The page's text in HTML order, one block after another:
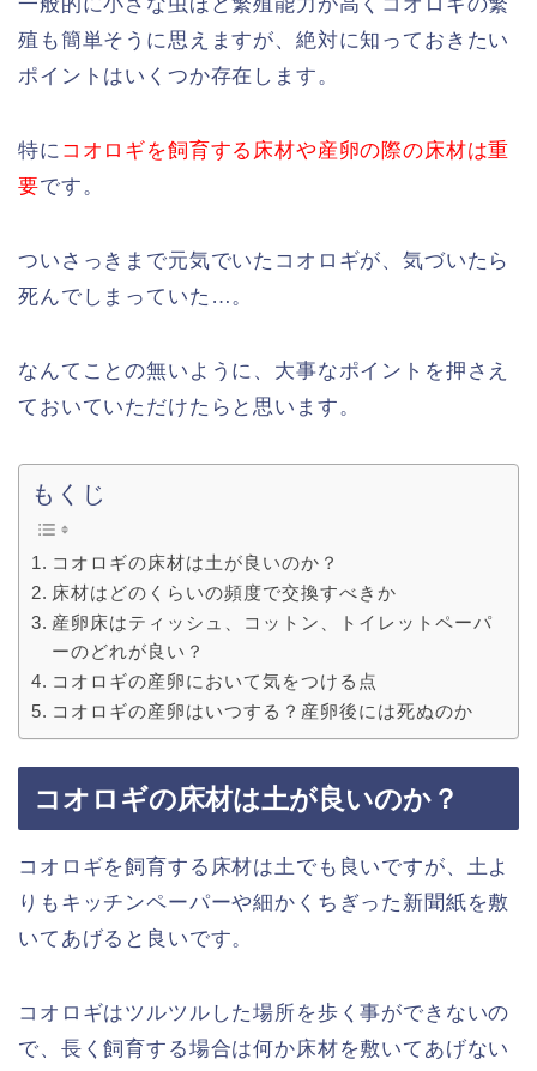
殖も簡単そうに思えますが、絶対に知っておきたい
ポイントはいくつか存在します。
特に コオロギを飼育する床材や産卵の際の床材は重
要です。
ついさっきまで元気でいたコオロギが、気づいたら
死んでしまっていた…。
なんてことの無いように、大事なポイントを押さえ
ておいていただけたらと思います。
もくじ
コオロギの床材は土が良いのか？
床材はどのくらいの頻度で交換すべきか
産卵床はティッシュ、コットン、トイレットペーパ
ーのどれが良い？
コオロギの産卵において気をつける点
コオロギの産卵はいつする？産卵後には死ぬのか
コオロギの床材は土が良いのか？
コオロギを飼育する床材は土でも良いですが、土よ
りもキッチンペーパーや細かくちぎった新聞紙を敷
いてあげると良いです。
コオロギはツルツルした場所を歩く事ができないの
で、長く飼育する場合は何か床材を敷いてあげない